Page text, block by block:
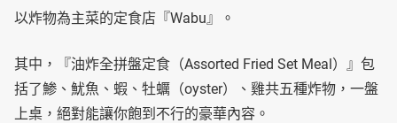
以炸物為主菜的定食店『Wabu』。
其中，『油炸全拼盤定食（Assorted Fried Set Meal）』包
括了鯵、魷魚、蝦、牡蠣（oyster）、雞共五種炸物，一盤
上桌，絕對能讓你飽到不行的豪華內容。